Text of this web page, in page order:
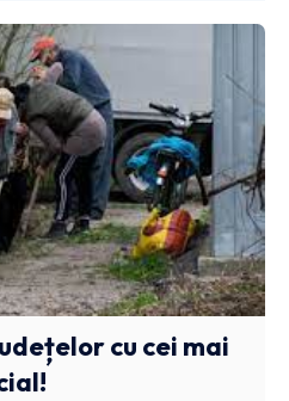
cu cei mai